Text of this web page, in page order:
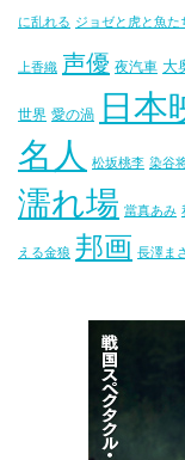
に乱れる ジョゼと虎と魚た
上香織 声優 夜汽車 大
世界 愛の渦 日本
名人
松坂桃李 染谷
濡れ場 當真あみ
える金狼 邦画 長澤ま